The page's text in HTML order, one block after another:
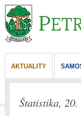
AKTUALITY
Štatistika,